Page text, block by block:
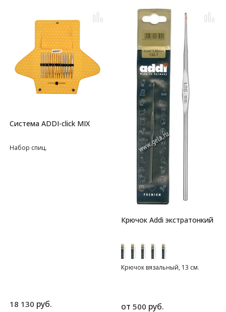
Система ADDI-click MIX
Набор спиц.
18 130 руб.
Крючок Addi экстратонкий
Крючок вязальный, 13 см.
от 500 руб.